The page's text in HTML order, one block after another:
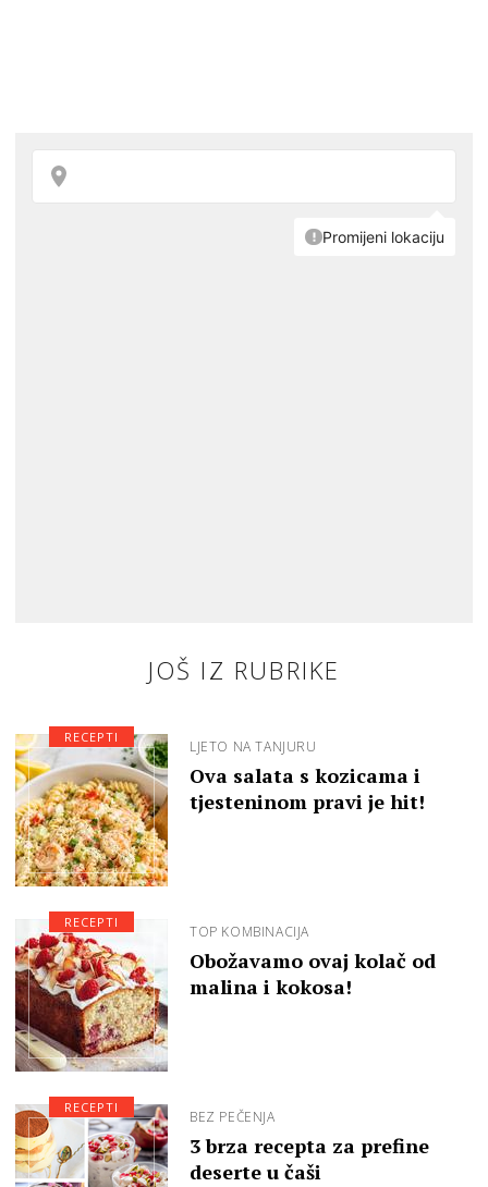
JOŠ IZ RUBRIKE
LJETO NA TANJURU
Ova salata s kozicama i
tjesteninom pravi je hit!
RECEPTI
TOP KOMBINACIJA
Obožavamo ovaj kolač od
malina i kokosa!
RECEPTI
BEZ PEČENJA
3 brza recepta za prefine
deserte u čaši
RECEPTI